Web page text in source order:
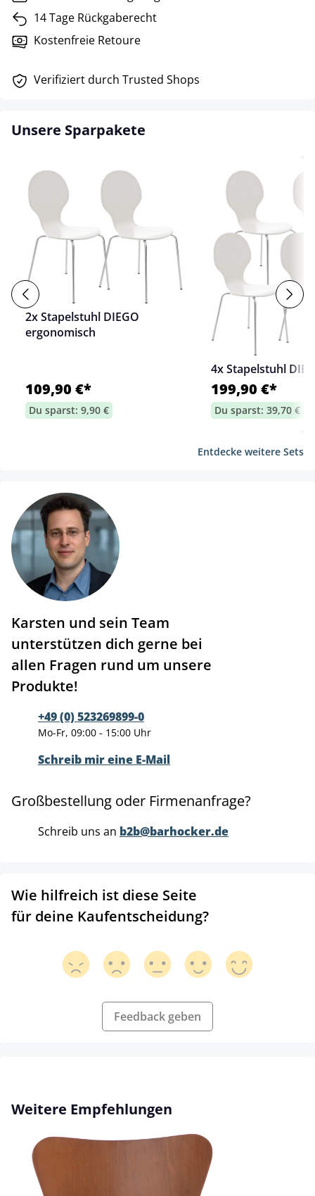
14 Tage Rückgaberecht
Kostenfreie Retoure
Verifiziert durch Trusted Shops
Unsere Sparpakete
2x Stapelstuhl DIEGO
ergonomisch
109,90 €*
Du sparst: 9,90 €
4x Stapelstuhl
199,90 €*
Du sparst: 39,70 €
Entdecke weitere Sets
Karsten und sein Team
unterstützen dich gerne bei
allen Fragen rund um unsere
Produkte!
+49 (0) 523269899-0
Mo-Fr, 09:00 - 15:00 Uhr
Schreib mir eine E-Mail
Großbestellung oder Firmenanfrage?
Schreib uns an b2b@barhocker.de
Wie hilfreich ist diese Seite
für deine Kaufentscheidung?
Feedback geben
Produktgalerie überspringen
Weitere Empfehlungen